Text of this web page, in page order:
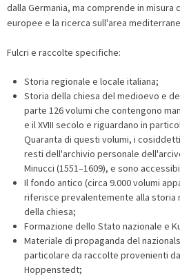
dalla Germania, ma comprende in
europee e la ricerca sull'area
Fulcri e raccolte specifiche:
Storia regionale e locale italiana;
Storia della chiesa del medioevo e
parte 126 volumi che contengono
e il XVIII secolo e riguardano in
Quaranta di questi volumi, i
resti dell'archivio personale
Minucci (1551–1609), e sono
Il fondo antico (circa 9.000 volumi
riferisce prevalentemente alla storia
della chiesa;
Formazione dello Stato nazionale e
Materiale di propaganda del
particolare da raccolte provenienti
Hoppenstedt;